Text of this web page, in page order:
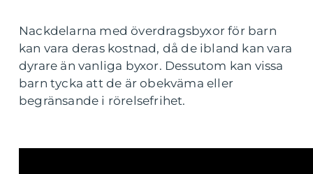
Nackdelarna med överdragsbyxor för barn
kan vara deras kostnad, då de ibland kan vara
dyrare än vanliga byxor. Dessutom kan vissa
barn tycka att de är obekväma eller
begränsande i rörelsefrihet.